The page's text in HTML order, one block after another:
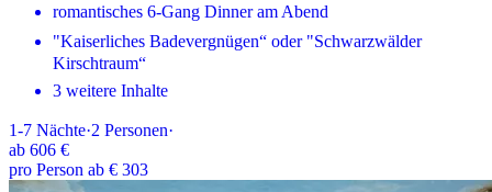
romantisches 6-Gang Dinner am Abend
"Kaiserliches Badevergnügen“ oder "Schwarzwälder
Kirschtraum“
3 weitere Inhalte
1-7 Nächte·2 Personen·
ab 606 €
pro Person ab € 303